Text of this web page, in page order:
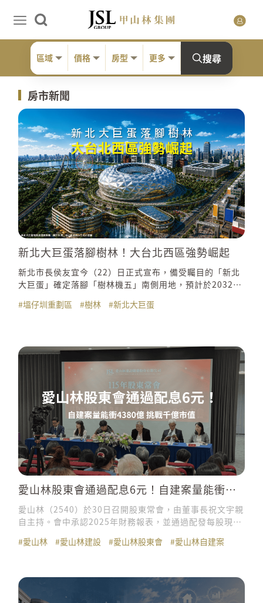
區域 價格 房型 更多 搜尋
房市新聞
新北大巨蛋落腳樹林！大台北西區強勢崛起
新北市長侯友宜今（22）日正式宣布，備受矚目的「新北
大巨蛋」確定落腳「樹林機五」南側用地，預計於2032年
合式巨蛋園區，結合大型場館、飯店、商場，及休閒遊憩
#塭仔圳重劃區 #樹林 #新北大巨蛋
愛山林股東會通過配息6元！自建案量能衝
4380億 挑戰千億市值
愛山林（2540）於30日召開股東常會，由董事長祝文宇親
自主持。會中承認2025年財務報表，並通過配發每股現金
愛山林表示，公司經營策略已成功轉型為以「土地開發與
總銷金額更上看1320億元，目前自建案總量能達4380億
元，展現挑戰千億市
#愛山林 #愛山林建設 #愛山林股東會 #愛山林自建案